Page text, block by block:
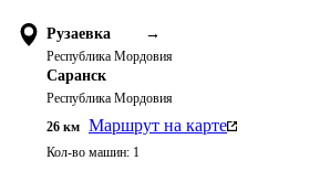
Рузаевка →
Республика Мордовия
Саранск
Республика Мордовия
26 км Маршрут на карте
Кол-во машин: 1